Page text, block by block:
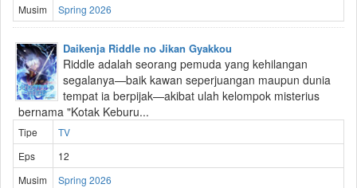
Musim
Spring 2026
Daikenja Riddle no Jikan Gyakkou
Riddle adalah seorang pemuda yang kehilangan
segalanya—baik kawan seperjuangan maupun dunia
tempat ia berpijak—akibat ulah kelompok misterius
bernama "Kotak Keburu...
Tipe
TV
Eps
12
Musim
Spring 2026